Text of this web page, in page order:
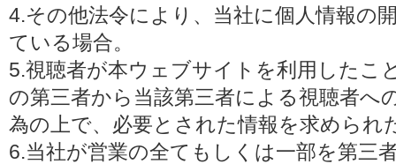
4.その他法令により、当社に個人情報の
ている場合。
5.視聴者が本ウェブサイトを利用したこ
の第三者から当該第三者による視聴者へ
為の上で、必要とされた情報を求められ
6.当社が営業の全てもしくは一部を第三